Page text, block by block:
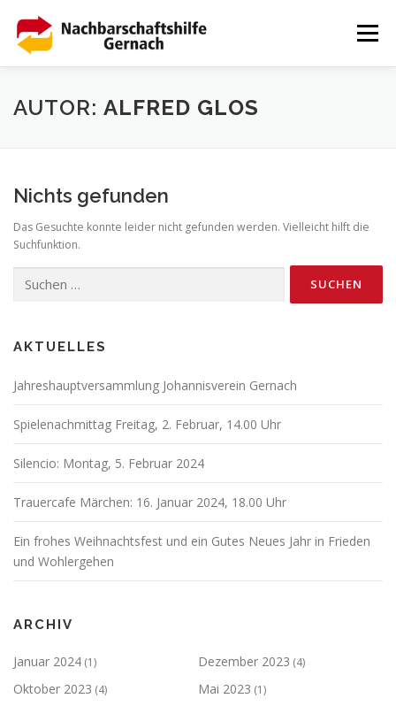
Inhalt
springen
Menü
HOME AKTUELLES TERMINE
AUTOR: ALFRED GLOS
Nichts gefunden
Das Gesuchte konnte leider nicht gefunden werden. Vielleicht hilft die
Suchfunktion.
nach:
AKTUELLES
Jahreshauptversammlung Johannisverein Gernach
Spielenachmittag Freitag, 2. Februar, 14.00 Uhr
Silencio: Montag, 5. Februar 2024
Trauercafe Märchen: 16. Januar 2024, 18.00 Uhr
Ein frohes Weihnachtsfest und ein Gutes Neues Jahr in Frieden
und Wohlergehen
ARCHIV
Januar 2024 (1) Dezember 2023 (4)
Oktober 2023 (4) Mai 2023 (1)